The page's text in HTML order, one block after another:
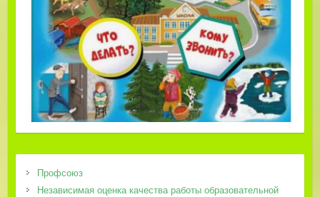
Профсоюз
Независимая оценка качества работы образовательной